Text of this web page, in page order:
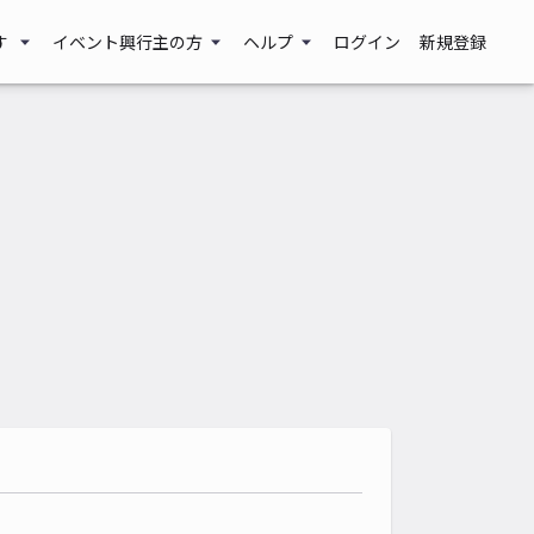
イベント興行主の方 ヘルプ ログイン 新規登録